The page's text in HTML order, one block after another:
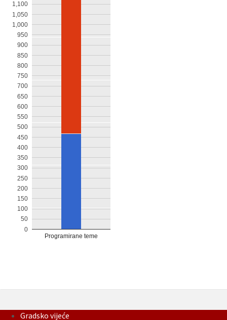
Programirane teme
0
50
100
150
200
250
300
350
400
450
500
550
600
650
700
750
800
850
900
950
1,000
1,050
1,100
Gradsko vijeće